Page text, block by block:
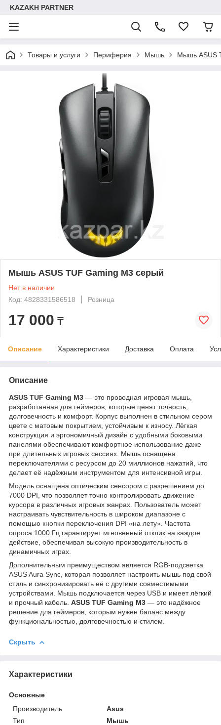
KAZAKH PARTNER
Товары и услуги Периферия Мышь Мышь ASUS
Мышь ASUS TUF Gaming M3 серый
Нет в наличии
Код: 4828331586518
Розница
17 000 ₸
Описание Характеристики Доставка Оплата
Описание
ASUS TUF Gaming M3 — это проводная игровая мышь,
разработанная для геймеров, которые ценят точность,
долговечность и комфорт. Корпус выполнен в стильном сером
цвете с матовым покрытием, устойчивым к износу. Лёгкая
конструкция и эргономичный дизайн с удобными боковыми
панелями обеспечивают комфортное использование даже
при длительных игровых сессиях. Мышь оснащена
переключателями с ресурсом до 20 миллионов нажатий, что
делает её надёжным инструментом для интенсивной игры.
Модель оснащена оптическим сенсором с разрешением до
7000 DPI, что позволяет точно контролировать движение
курсора в различных игровых жанрах. Пользователь может
настраивать чувствительность в широком диапазоне с
помощью кнопки переключения DPI «на лету». Частота
опроса 1000 Гц гарантирует мгновенный отклик на каждое
действие, обеспечивая высокую производительность в
динамичных играх.
Дополнительным преимуществом является RGB-подсветка
ASUS Aura Sync, которая позволяет настроить мышь под свой
стиль и синхронизировать её с другими совместимыми
устройствами. Мышь подключается через USB и имеет лёгкий
и прочный кабель. ASUS TUF Gaming M3 — это надёжное
решение для геймеров, которым нужен баланс между
функциональностью, долговечностью и стилем.
Скрыть
Характеристики
Основные
Производитель
Asus
Тип
Мышь